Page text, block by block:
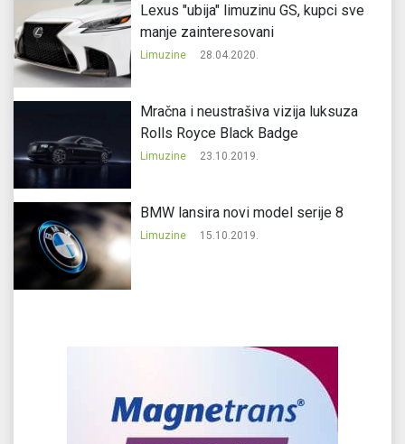
Lexus "ubija" limuzinu GS, kupci sve
manje zainteresovani
Limuzine 28.04.2020.
Mračna i neustrašiva vizija luksuza
Rolls Royce Black Badge
Limuzine 23.10.2019.
BMW lansira novi model serije 8
Limuzine 15.10.2019.